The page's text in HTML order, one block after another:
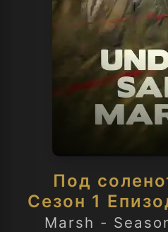
Под
Сезон 1
Marsh -